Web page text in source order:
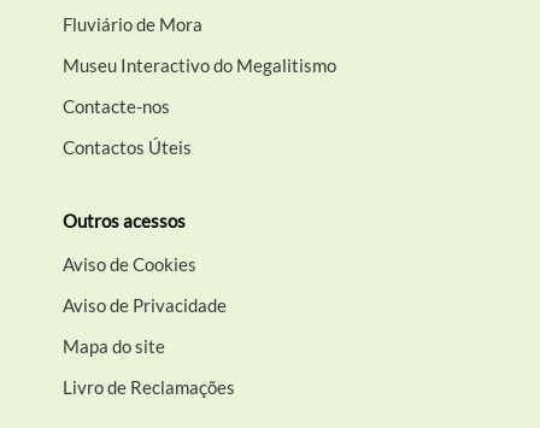
Fluviário de Mora
Museu Interactivo do Megalitismo
Contacte-nos
Contactos Úteis
Outros acessos
Aviso de Cookies
Aviso de Privacidade
Mapa do site
Livro de Reclamações